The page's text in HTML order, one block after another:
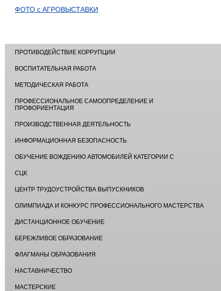
ФОТО с АГРОВЫСТАВКИ
ПРОТИВОДЕЙСТВИЕ КОРРУПЦИИ
ВОСПИТАТЕЛЬНАЯ РАБОТА
МЕТОДИЧЕСКАЯ РАБОТА
ПРОФЕССИОНАЛЬНОЕ САМООПРЕДЕЛЕНИЕ И
ПРОФОРИЕНТАЦИЯ
ПРОИЗВОДСТВЕННАЯ ДЕЯТЕЛЬНОСТЬ
ИНФОРМАЦИОННАЯ БЕЗОПАСНОСТЬ
ОБУЧЕНИЕ ВОЖДЕНИЮ АВТОМОБИЛЕЙ КАТЕГОРИИ С
СЦК
ЦЕНТР ТРУДОУСТРОЙСТВА ВЫПУСКНИКОВ
ОЛИМПИАДА И КОНКУРС ПРОФЕССИОНАЛЬНОГО МАСТЕРСТВА
ДИСТАНЦИОННОЕ ОБУЧЕНИЕ
БЕРЕЖЛИВОЕ ОБРАЗОВАНИЕ
ФЛАГМАНЫ ОБРАЗОВАНИЯ
НАСТАВНИЧЕСТВО
МАСТЕРСКИЕ